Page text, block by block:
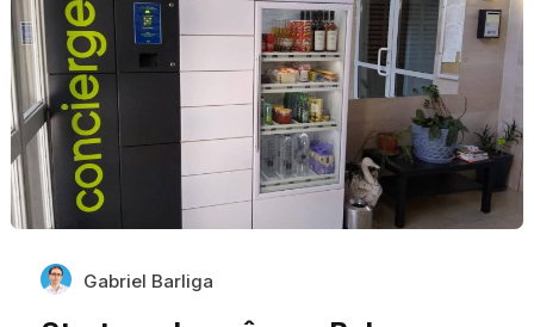
Gabriel Barliga